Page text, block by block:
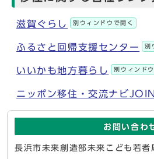
滋賀ぐらし 別ウィンドウで開く
ふるさと回帰支援センター 別
いいかも地方暮らし 別ウィンド
ニッポン移住・交流ナビJOIN
お問い合わ
長浜市未来創造部未来こども若